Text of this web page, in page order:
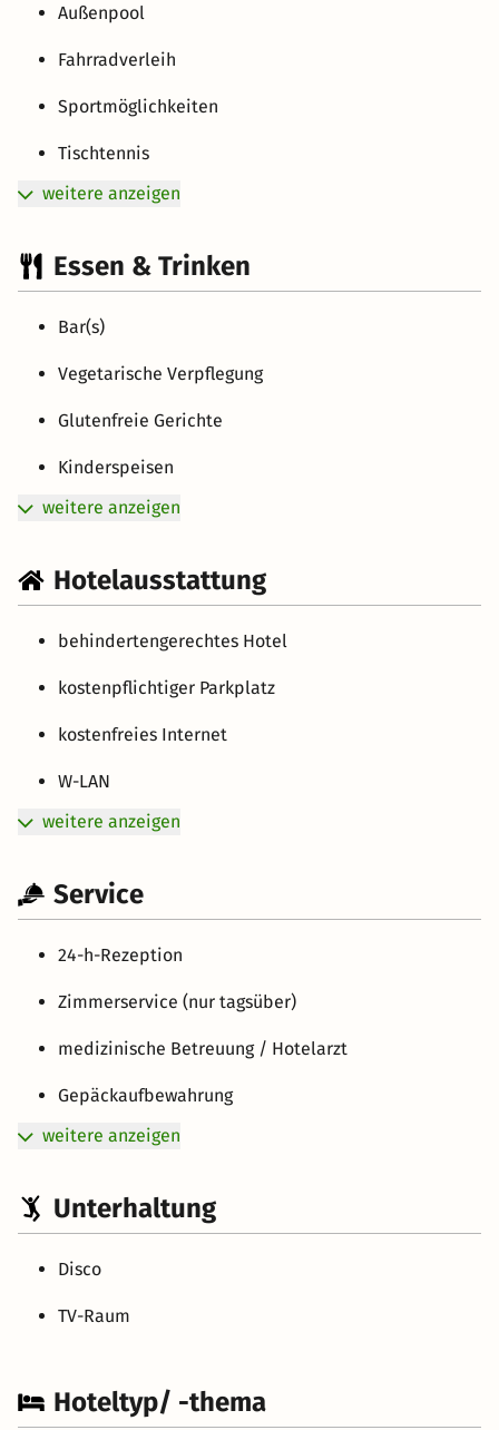
Außenpool
Fahrradverleih
Sportmöglichkeiten
Tischtennis
weitere anzeigen
Essen & Trinken
Bar(s)
Vegetarische Verpflegung
Glutenfreie Gerichte
Kinderspeisen
weitere anzeigen
Hotelausstattung
behindertengerechtes Hotel
kostenpflichtiger Parkplatz
kostenfreies Internet
W-LAN
weitere anzeigen
Service
24-h-Rezeption
Zimmerservice (nur tagsüber)
medizinische Betreuung / Hotelarzt
Gepäckaufbewahrung
weitere anzeigen
Unterhaltung
Disco
TV-Raum
Hoteltyp/ -thema